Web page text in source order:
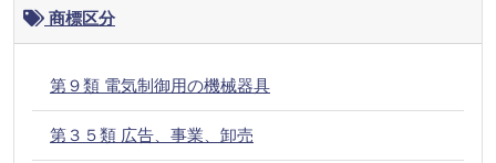
商標区分
第９類 電気制御用の機械器具
第３５類 広告、事業、卸売